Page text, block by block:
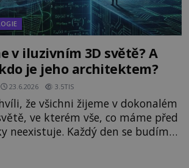
v iluzivním 3D světě? A
je jeho architektem?
23.6.2026 3.5TIS
že všichni žijeme v dokonalém
ve kterém vše, co máme před
neexistuje. Každý den se budíme
která je do určité míry k
světa. Tato